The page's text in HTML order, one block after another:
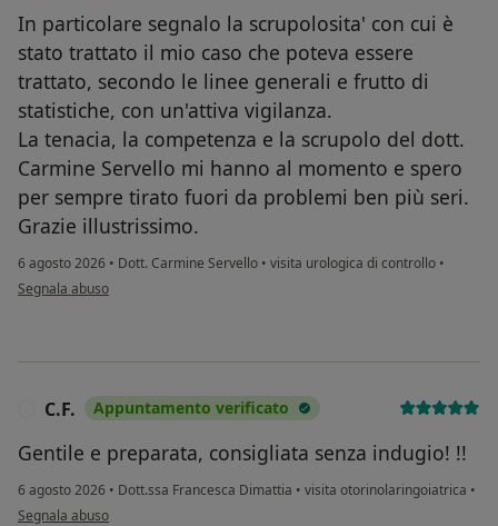
In particolare segnalo la scrupolosita' con cui è
stato trattato il mio caso che poteva essere
trattato, secondo le linee generali e frutto di
statistiche, con un'attiva vigilanza.
La tenacia, la competenza e la scrupolo del dott.
Carmine Servello mi hanno al momento e spero
per sempre tirato fuori da problemi ben più seri.
Grazie illustrissimo.
6 agosto 2026 • Dott. Carmine Servello • visita urologica di controllo •
secondo l'opinione dell'utente Francesco Lucantoni
Segnala abuso
C.F. Appuntamento verificato
Gentile e preparata, consigliata senza indugio! !!
6 agosto 2026 • Dott.ssa Francesca Dimattia • visita otorinolaringoiatrica •
secondo l'opinione dell'utente C.F.
Segnala abuso